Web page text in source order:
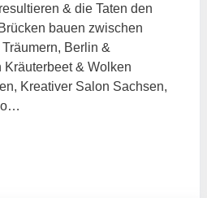
& die Taten den
bauen zwischen
Berlin &
& Wolken
Kreativer Salon Sachsen,